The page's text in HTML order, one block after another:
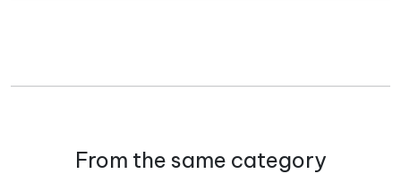
From the same category